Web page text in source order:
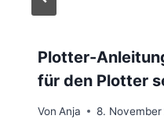
Plotter-
für den Plotter
Von Anja 8. November